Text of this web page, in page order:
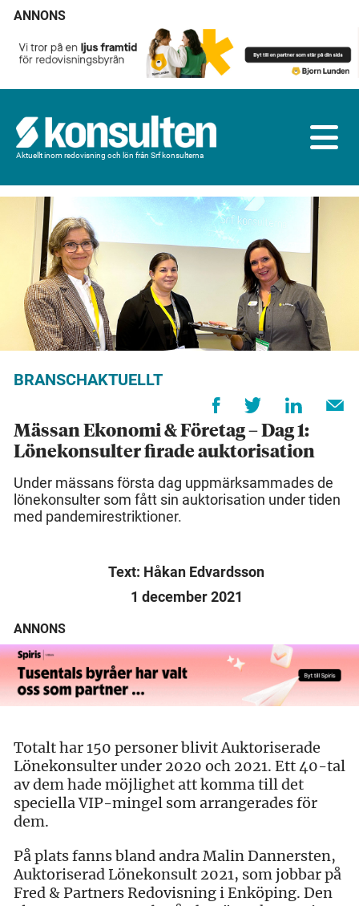
ANNONS
Aktuellt inom redovisning och lön från Srf konsulterna
BRANSCHAKTUELLT
Mässan Ekonomi & Företag – Dag 1:
Lönekonsulter firade auktorisation
Under mässans första dag uppmärksammades de
lönekonsulter som fått sin auktorisation under tiden
med pandemirestriktioner.
Text: Håkan Edvardsson
1 december 2021
ANNONS
Totalt har 150 personer blivit Auktoriserade
Lönekonsulter under 2020 och 2021. Ett 40-tal
av dem hade möjlighet att komma till det
speciella VIP-mingel som arrangerades för
dem.
På plats fanns bland andra Malin Dannersten,
Auktoriserad Lönekonsult 2021, som jobbar på
Fred & Partners Redovisning i Enköping. Den